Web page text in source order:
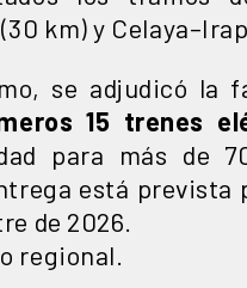
km) y
se adjudicó la
15 trenes
para más de
está prevista
de 2026.
regional.